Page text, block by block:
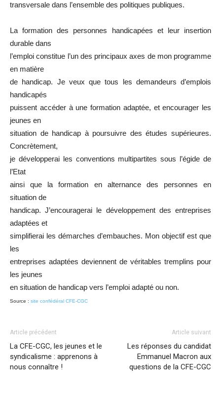
transversale dans l’ensemble des politiques publiques.
La formation des personnes handicapées et leur insertion
durable dans
l’emploi constitue l’un des principaux axes de mon programme
en matière
de handicap. Je veux que tous les demandeurs d’emplois
handicapés
puissent accéder à une formation adaptée, et encourager les
jeunes en
situation de handicap à poursuivre des études supérieures.
Concrètement,
je développerai les conventions multipartites sous l’égide de
l’Etat
ainsi que la formation en alternance des personnes en
situation de
handicap. J’encouragerai le développement des entreprises
adaptées et
simplifierai les démarches d’embauches. Mon objectif est que
les
entreprises adaptées deviennent de véritables tremplins pour
les jeunes
en situation de handicap vers l’emploi adapté ou non.
Source : site confédéral CFE-CGC
Article précédent
La CFE-CGC, les jeunes et le
syndicalisme : apprenons à
nous connaître !
Article suivant
Les réponses du candidat
Emmanuel Macron aux
questions de la CFE-CGC